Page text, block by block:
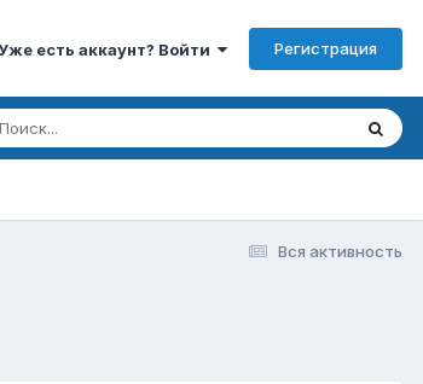
есть аккаунт? Войти Регистрация
Вся активность